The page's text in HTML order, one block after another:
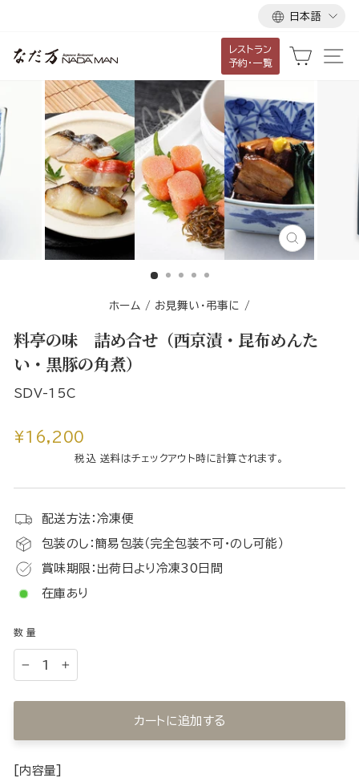
て
コ
ン
テ
移
言
語
日本語
レストラン
予約・一覧
カート
閉
ホーム / お見舞い・弔事に /
料亭の味 詰め合せ（西京漬・昆布めんた
い・黒豚の角煮）
SDV-15C
通
¥16,200
税込 送料はチェックアウト時に計算されます。
配送方法：冷凍便
包装のし：簡易包装（完全包装不可・のし可能）
賞味期限：出荷日より冷凍30日間
在庫あり
数量
カートに追加する
[内容量]